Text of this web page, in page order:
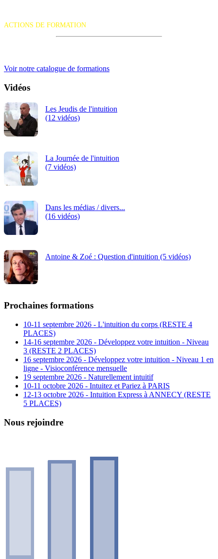
ACTIONS DE FORMATION
Voir notre catalogue de formations
Vidéos
Les Jeudis de l'intuition
(12 vidéos)
La Journée de l'intuition
(7 vidéos)
Dans les médias / divers...
(16 vidéos)
Antoine & Zoé : Question d'intuition (5 vidéos)
Prochaines formations
10-11 septembre 2026 - L'intuition du corps (RESTE 4
PLACES)
14-16 septembre 2026 - Développez votre intuition - Niveau
3 (RESTE 2 PLACES)
16 septembre 2026 - Développez votre intuition - Niveau 1 en
ligne - Visioconférence mensuelle
19 septembre 2026 - Naturellement intuitif
10-11 octobre 2026 - Intuitez et Pariez à PARIS
12-13 octobre 2026 - Intuition Express à ANNECY (RESTE
5 PLACES)
Nous rejoindre